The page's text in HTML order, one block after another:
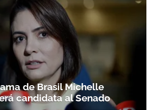
de Brasil Michelle
candidata al Senado